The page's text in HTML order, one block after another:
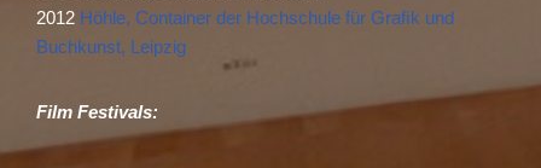
2012 Höhle, Container der Hochschule für Graﬁk und
Buchkunst, Leipzig
Film Festivals: